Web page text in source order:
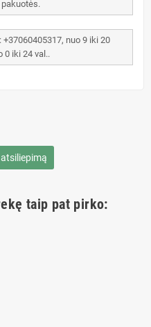
nuo 9 iki 20
iki 24 val..
taip pat pirko: